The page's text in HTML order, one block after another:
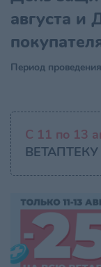
августа и
Период
С 11 по 13
ВЕТАПТЕКУ